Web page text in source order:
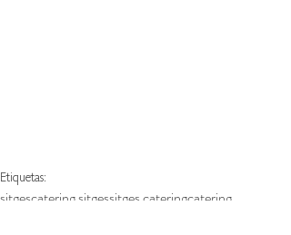
Etiquetas:
sitgescatering sitgessitges cateringcatering